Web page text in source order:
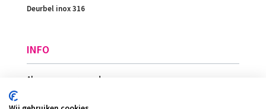
Deurbel inox 316
INFO
Algemene voorwaarden